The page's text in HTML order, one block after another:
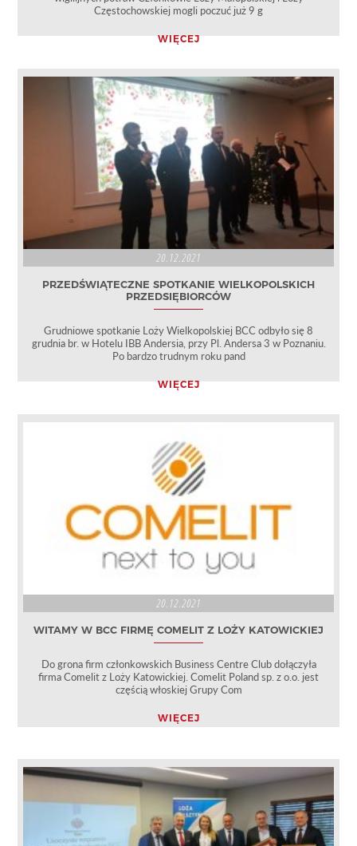
Częstochowskiej mogli poczuć już 9 g
WIĘCEJ
20.12.2021
PRZEDŚWIĄTECZNE SPOTKANIE WIELKOPOLSKICH
PRZEDSIĘBIORCÓW
Grudniowe spotkanie Loży Wielkopolskiej BCC odbyło się 8
grudnia br. w Hotelu IBB Andersia, przy Pl. Andersa 3 w Poznaniu.
Po bardzo trudnym roku pand
WIĘCEJ
20.12.2021
WITAMY W BCC FIRMĘ COMELIT Z LOŻY KATOWICKIEJ
Do grona firm członkowskich Business Centre Club dołączyła
firma Comelit z Loży Katowickiej. Comelit Poland sp. z o.o. jest
częścią włoskiej Grupy Com
WIĘCEJ